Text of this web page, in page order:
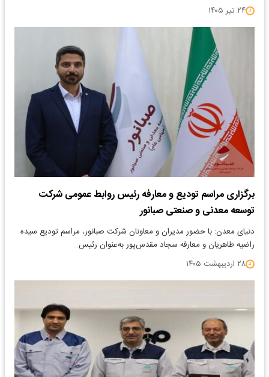
۲۴ تیر ۱۴۰۵
برگزاری مراسم تودیع و معارفه رئیس روابط عمومی شرکت
توسعه معدنی و صنعتی صبانور
دنیای معدن: با حضور مدیران و معاونان شرکت صبانور، مراسم تودیع سیده
راضیه طاهریان و معارفه سجاد مقدس‌پور به‌عنوان رئیس…
۲۸ اردیبهشت ۱۴۰۵